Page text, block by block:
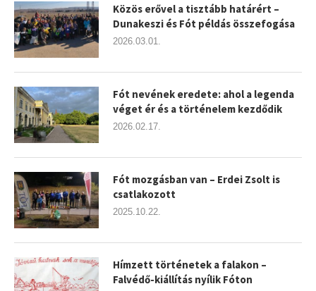
Közös erővel a tisztább határért –
Dunakeszi és Fót példás összefogása
2026.03.01.
Fót nevének eredete: ahol a legenda
véget ér és a történelem kezdődik
2026.02.17.
Fót mozgásban van – Erdei Zsolt is
csatlakozott
2025.10.22.
Hímzett történetek a falakon –
Falvédő-kiállítás nyílik Fóton